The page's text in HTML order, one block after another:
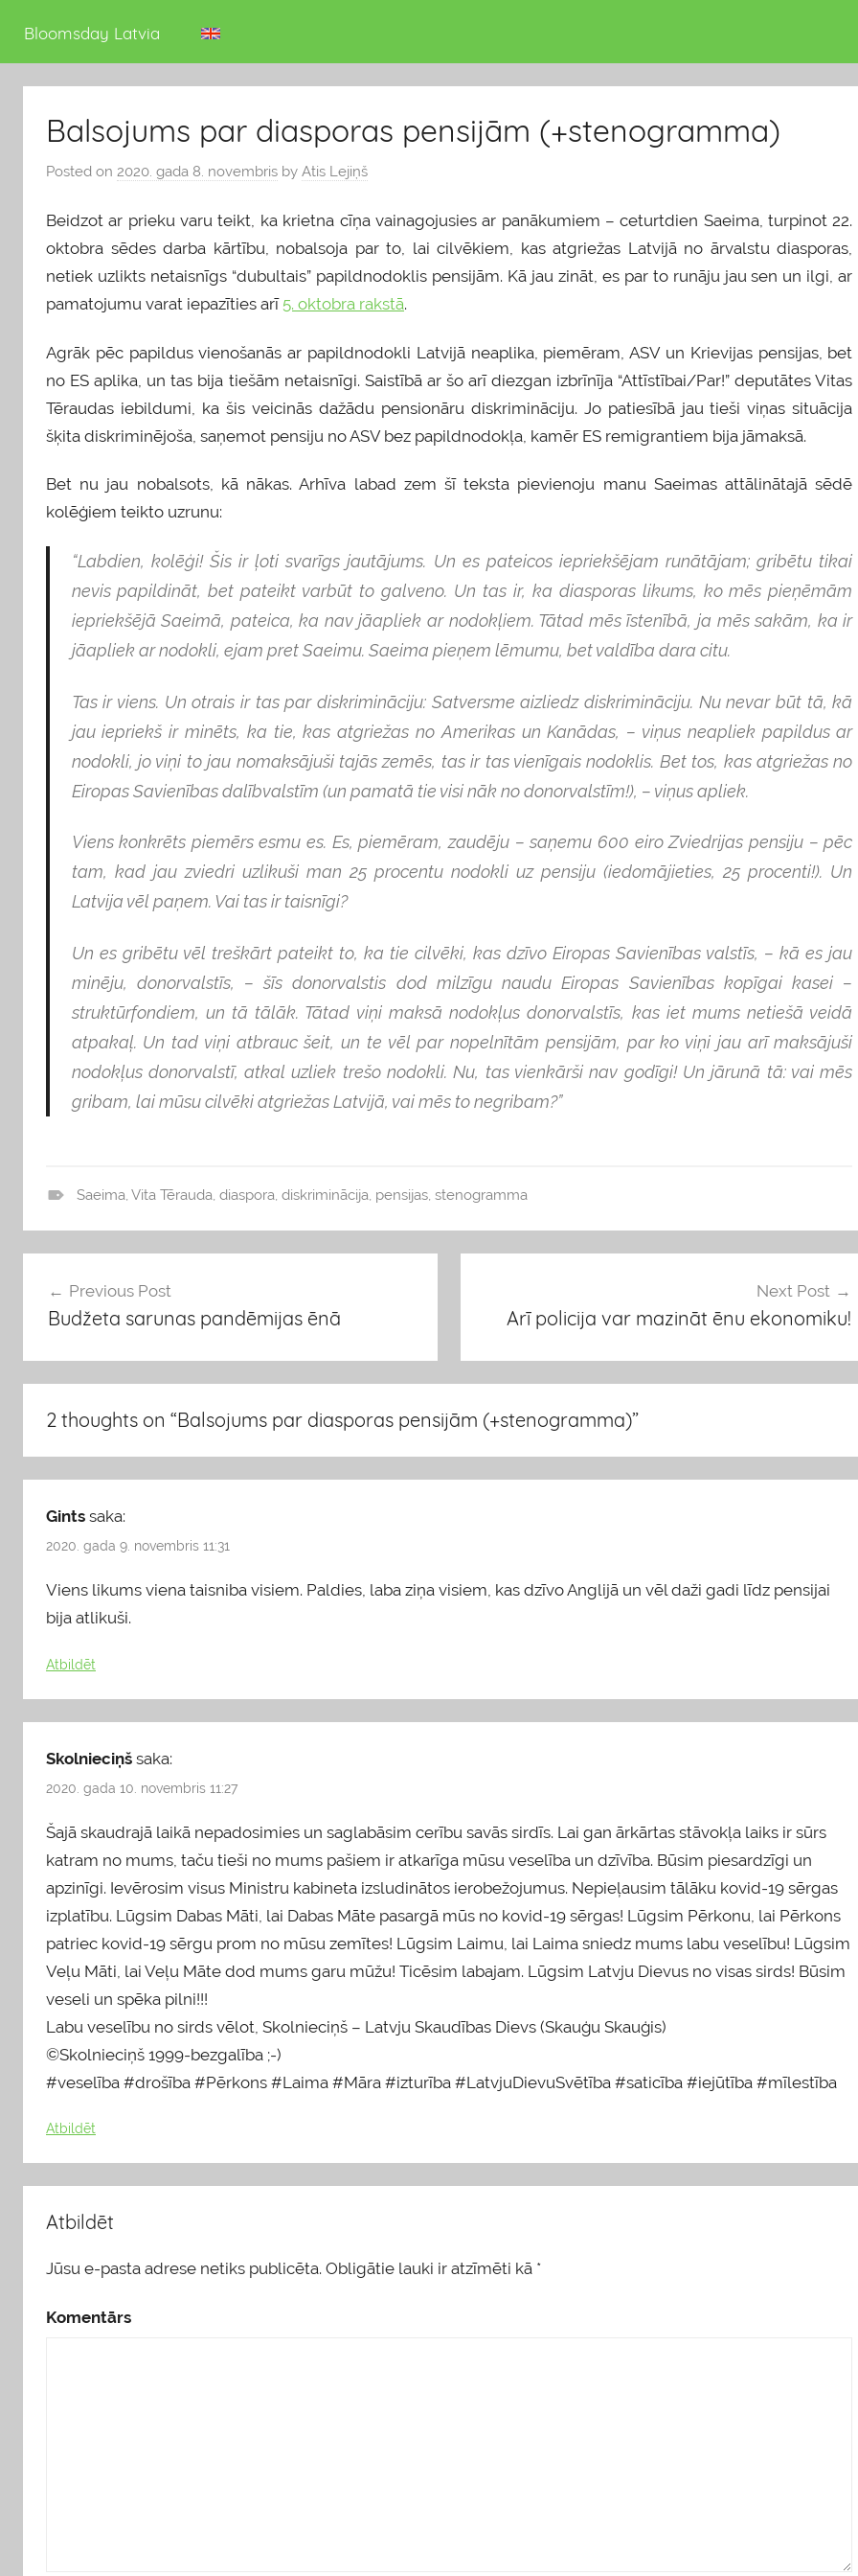
Bloomsday Latvia
Balsojums par diasporas pensijām (+stenogramma)
Posted on 2020. gada 8. novembris by Atis Lejiņš
Beidzot ar prieku varu teikt, ka krietna cīņa vainagojusies ar panākumiem – ceturtdien Saeima, turpinot 22.
oktobra sēdes darba kārtību, nobalsoja par to, lai cilvēkiem, kas atgriežas Latvijā no ārvalstu diasporas,
netiek uzlikts netaisnīgs “dubultais” papildnodoklis pensijām. Kā jau zināt, es par to runāju jau sen un ilgi, ar
pamatojumu varat iepazīties arī5. oktobra rakstā.
Agrāk pēc papildus vienošanās ar papildnodokli Latvijā neaplika, piemēram, ASV un Krievijas pensijas, bet
no ES aplika, un tas bija tiešām netaisnīgi. Saistībā ar šo arī diezgan izbrīnīja “Attīstībai/Par!” deputātes Vitas
Tēraudas iebildumi, ka šis veicinās dažādu pensionāru diskrimināciju. Jo patiesībā jau tieši viņas situācija
šķita diskriminējoša, saņemot pensiju no ASV bez papildnodokļa, kamēr ES remigrantiem bija jāmaksā.
Bet nu jau nobalsots, kā nākas. Arhīva labad zem šī teksta pievienoju manu Saeimas attālinātajā sēdē
kolēģiem teikto uzrunu:
“Labdien, kolēģi! Šis ir ļoti svarīgs jautājums. Un es pateicos iepriekšējam runātājam; gribētu tikai
nevis papildināt, bet pateikt varbūt to galveno. Un tas ir, ka diasporas likums, ko mēs pieņēmām
iepriekšējā Saeimā, pateica, ka nav jāapliek ar nodokļiem. Tātad mēs īstenībā, ja mēs sakām, ka ir
jāapliek ar nodokli, ejam pret Saeimu. Saeima pieņem lēmumu, bet valdība dara citu.
Tas ir viens. Un otrais ir tas par diskrimināciju: Satversme aizliedz diskrimināciju. Nu nevar būt tā, kā
jau iepriekš ir minēts, ka tie, kas atgriežas no Amerikas un Kanādas, – viņus neapliek papildus ar
nodokli, jo viņi to jau nomaksājuši tajās zemēs, tas ir tas vienīgais nodoklis. Bet tos, kas atgriežas no
Eiropas Savienības dalībvalstīm (un pamatā tie visi nāk no donorvalstīm!), – viņus apliek.
Viens konkrēts piemērs esmu es. Es, piemēram, zaudēju – saņemu 600 eiro Zviedrijas pensiju – pēc
tam, kad jau zviedri uzlikuši man 25 procentu nodokli uz pensiju (iedomājieties, 25 procenti!). Un
Latvija vēl paņem. Vai tas ir taisnīgi?
Un es gribētu vēl treškārt pateikt to, ka tie cilvēki, kas dzīvo Eiropas Savienības valstīs, – kā es jau
minēju, donorvalstīs, – šīs donorvalstis dod milzīgu naudu Eiropas Savienības kopīgai kasei –
struktūrfondiem, un tā tālāk. Tātad viņi maksā nodokļus donorvalstīs, kas iet mums netiešā veidā
atpakaļ. Un tad viņi atbrauc šeit, un te vēl par nopelnītām pensijām, par ko viņi jau arī maksājuši
nodokļus donorvalstī, atkal uzliek trešo nodokli. Nu, tas vienkārši nav godīgi! Un jārunā tā: vai mēs
gribam, lai mūsu cilvēki atgriežas Latvijā, vai mēs to negribam?”
g
s
Saeima, Vita Tērauda, diaspora, diskriminācija, pensijas, stenogramma
Ziņu
izvēlne
Previous Post
Budžeta sarunas pandēmijas ēnā
Next Post
Arī policija var mazināt ēnu ekonomiku!
2 thoughts on “Balsojums par diasporas pensijām (+stenogramma)”
Gints saka:
2020. gada 9. novembris 11:31
Viens likums viena taisniba visiem. Paldies, laba ziņa visiem, kas dzīvo Anglijā un vēl daži gadi līdz pensijai
bija atlikuši.
Atbildēt
Skolnieciņš saka:
2020. gada 10. novembris 11:27
Šajā skaudrajā laikā nepadosimies un saglabāsim cerību savās sirdīs. Lai gan ārkārtas stāvokļa laiks ir sūrs
katram no mums, taču tieši no mums pašiem ir atkarīga mūsu veselība un dzīvība. Būsim piesardzīgi un
apzinīgi. Ievērosim visus Ministru kabineta izsludinātos ierobežojumus. Nepieļausim tālāku kovid-19 sērgas
izplatību. Lūgsim Dabas Māti, lai Dabas Māte pasargā mūs no kovid-19 sērgas! Lūgsim Pērkonu, lai Pērkons
patriec kovid-19 sērgu prom no mūsu zemītes! Lūgsim Laimu, lai Laima sniedz mums labu veselību! Lūgsim
Veļu Māti, lai Veļu Māte dod mums garu mūžu! Ticēsim labajam. Lūgsim Latvju Dievus no visas sirds! Būsim
veseli un spēka pilni!!!
Labu veselību no sirds vēlot, Skolnieciņš – Latvju Skaudības Dievs (Skauģu Skauģis)
©Skolnieciņš 1999-bezgalība ;-)
#veselība #drošība #Pērkons #Laima #Māra #izturība #LatvjuDievuSvētība #saticība #iejūtība #mīlestība
Atbildēt
Atbildēt
Jūsu e-pasta adrese netiks publicēta. Obligātie lauki ir atzīmēti kā *
Komentārs